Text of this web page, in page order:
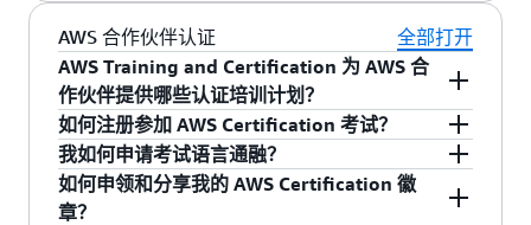
证的选项，可用于检查并显示签发日期以及签发
机构 (AWS Training and Certification)。AWS
Certification 数字徽章的链接对于每个获得 AWS
认证的人员都是唯一的。数字徽章也可以链接到
社交媒体档案或个人网站。
灵活的识别和验证选项。您可以利用社交媒体新
闻来源中的一键式徽章共享功能，在网站或电子
邮件签名中嵌入可验证徽章的工具，以及包含获
得的所有 AWS Certification 徽章的可选公开档
案。了解详情。
台上，则您可能拥有多个 AWS Certification 账
户。请确保您已登录持有您的认证的账户。如果
您有多个具有相同电子邮件地址的 AWS
Certification 账户，则需要先合并您的账户，然后
才能在 Credly 的 Acclaim 平台上领取徽章。请
联
系我们获取帮助。
AWS 合作伙伴认证
全部打开
AWS Training and Certification 为 AWS 合
作伙伴提供哪些认证培训计划？
AWS 合作伙伴培训提供群组式认证培训计划和始
终在线的认证准备选项，以增强备考信心。
浏览
日程安排。
如何注册参加 AWS Certification 考试？
AWS Certification 考试由 Pearson VUE 在全球范
围内举办。请查看考试选项，以预约线上监考或
在现场考试中心举办的考试。准备好在线预约了
我如何申请考试语言通融？
可以以两种语言选项参加 AWS Certification 考
试。1）以 8 种可用的语言之一进行笔试，监考人
如何申领和分享我的 AWS Certification 徽
章？